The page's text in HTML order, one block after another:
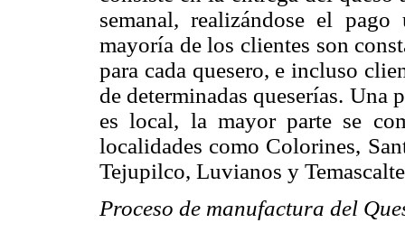
semanal, realizándose el
mayoría de los clientes son
para cada quesero, e incluso
de determinadas queserías. Una
es local, la mayor parte se
localidades como Colorines,
Tejupilco, Luvianos y
Proceso de manufactura del